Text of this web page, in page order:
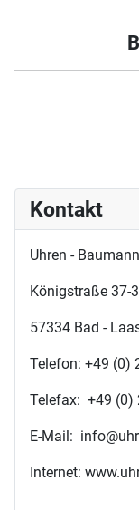
Kontakt
Uhren - Baumann
Königstraße 37-
57334 Bad -
Telefon: +49 (0)
Telefax: +49 (0)
E-Mail:
Internet: